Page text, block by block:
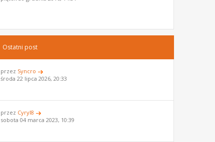
Ostatni post
przez Syncro
środa 22 lipca 2026, 20:33
przez Cyryl8
sobota 04 marca 2023, 10:39